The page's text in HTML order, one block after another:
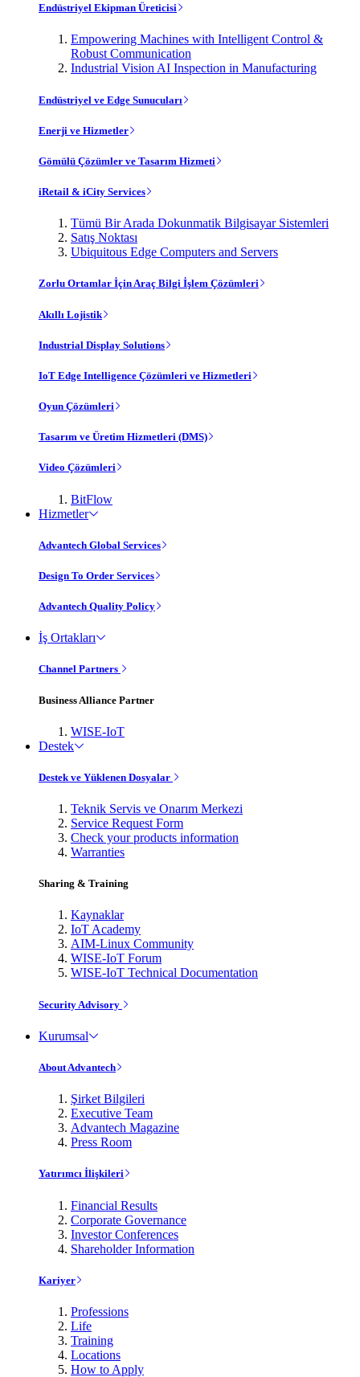
Endüstriyel Ekipman Üreticisi
Empowering Machines with Intelligent Control &
Robust Communication
Industrial Vision AI Inspection in Manufacturing
Endüstriyel ve Edge Sunucuları
Enerji ve Hizmetler
Gömülü Çözümler ve Tasarım Hizmeti
iRetail & iCity Services
Tümü Bir Arada Dokunmatik Bilgisayar Sistemleri
Satış Noktası
Ubiquitous Edge Computers and Servers
Zorlu Ortamlar İçin Araç Bilgi İşlem Çözümleri
Akıllı Lojistik
Industrial Display Solutions
IoT Edge Intelligence Çözümleri ve Hizmetleri
Oyun Çözümleri
Tasarım ve Üretim Hizmetleri (DMS)
Video Çözümleri
BitFlow
Hizmetler
Advantech Global Services
Design To Order Services
Advantech Quality Policy
İş Ortakları
Channel Partners
Business Alliance Partner
WISE-IoT
Destek
Destek ve Yüklenen Dosyalar
Teknik Servis ve Onarım Merkezi
Service Request Form
Check your products information
Warranties
Sharing & Training
Kaynaklar
IoT Academy
AIM-Linux Community
WISE-IoT Forum
WISE-IoT Technical Documentation
Security Advisory
Kurumsal
About Advantech
Şirket Bilgileri
Executive Team
Advantech Magazine
Press Room
Yatırımcı İlişkileri
Financial Results
Corporate Governance
Investor Conferences
Shareholder Information
Kariyer
Professions
Life
Training
Locations
How to Apply